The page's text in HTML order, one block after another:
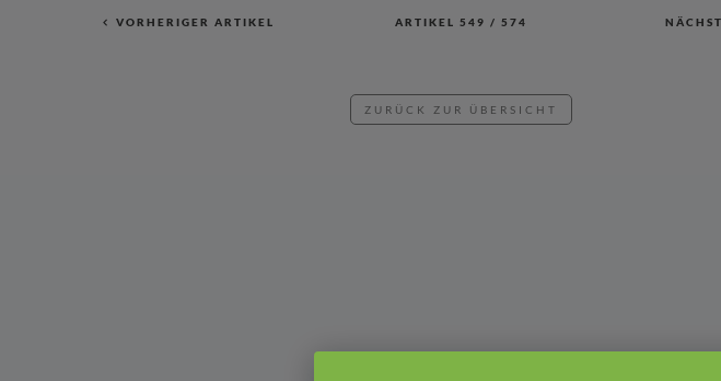
VORHERIGER ARTIKEL ARTIKEL 549 / 574
ZURÜCK ZUR ÜBERSICHT